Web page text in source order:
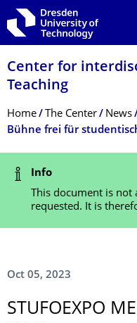
Skip to main navigation
Skip to search
Skip to content
Center for
Teaching
Breadcrumb Menu
Home The Center
News
Bühne frei für
Status Message
Info
This document is not
requested. It is
Oct 05, 2023
STUFOEXPO